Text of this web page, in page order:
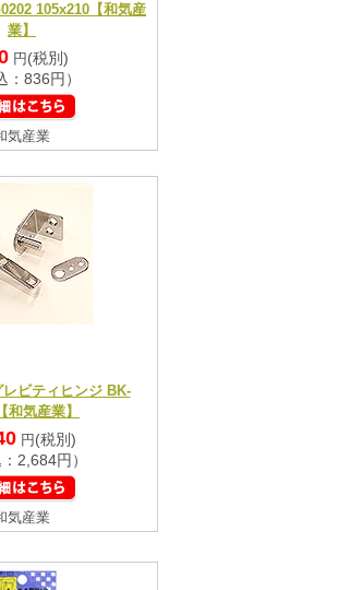
105x210【和気産
業】
円 (税別)
：836円）
気産業
レビティヒンジ BK-
和気産業】
円 (税別)
：2,684円）
気産業